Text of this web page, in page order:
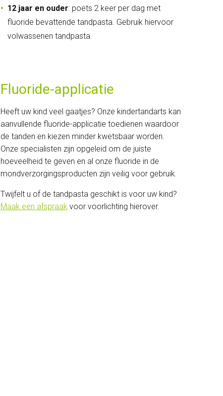
12 jaar en ouder: poets 2 keer per dag met
fluoride bevattende tandpasta. Gebruik hiervoor
volwassenen tandpasta.
Fluoride-applicatie
Heeft uw kind veel gaatjes? Onze kindertandarts kan
aanvullende fluoride-applicatie toedienen waardoor
de tanden en kiezen minder kwetsbaar worden.
Onze specialisten zijn opgeleid om de juiste
hoeveelheid te geven en al onze fluoride in de
mondverzorgingsproducten zijn veilig voor gebruik.
Twijfelt u of de tandpasta geschikt is voor uw kind?
Maak een afspraakvoor voorlichting hierover.